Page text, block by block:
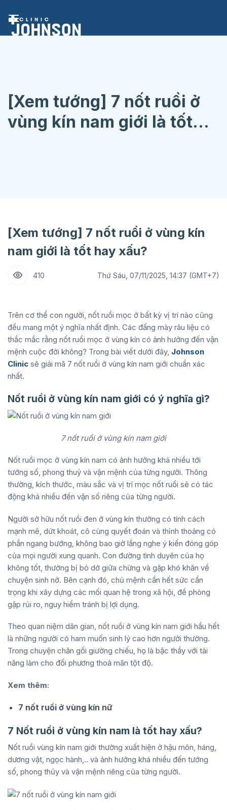
đến
[Xem tướng] 7 nốt ruồi ở
vùng kín nam giới là tốt
[Xem tướng] 7 nốt ruồi ở vùng kín
nam giới là tốt hay xấu?
410 Thứ Sáu, 07/11/2025, 14:37 (GMT+7)
Trên cơ thể con người, nốt ruồi mọc ở bất kỳ vị trí nào cũng
đều mang một ý nghĩa nhất định. Các đấng mày râu liệu có
thắc mắc rằng nốt ruồi mọc ở vùng kín có ảnh hưởng đến vận
mệnh cuộc đời không? Trong bài viết dưới đây, Johnson
Clinic sẽ giải mã 7 nốt ruồi ở vùng kín nam giới chuẩn xác
nhất.
Nốt ruồi ở vùng kín nam giới có ý nghĩa gì?
7 nốt ruồi ở vùng kín nam giới
Nốt ruồi mọc ở vùng kín nam có ảnh hưởng khá nhiều tới
tướng số, phong thuỷ và vận mệnh của từng người. Thông
thường, kích thước, màu sắc và vị trí mọc nốt ruồi sẽ có tác
động khá nhiều đến vận số riêng của từng người.
Người sở hữu nốt ruồi đen ở vùng kín thường có tính cách
mạnh mẽ, dứt khoát, cô cùng quyết đoán và thỉnh thoảng có
phần ngang bướng, không bao giờ lắng nghe ý kiến đóng góp
của mọi người xung quanh. Con đường tình duyên của họ
không tốt, thường bị bỏ dở giữa chừng và gặp khó khăn về
chuyện sinh nở. Bên cạnh đó, chủ mệnh cần hết sức cẩn
trọng khi xây dựng các mối quan hệ trong xã hội, đề phòng
gặp rủi ro, nguy hiểm tránh bị lợi dụng.
Theo quan niệm dân gian, nốt ruồi ở vùng kín nam giới hầu hết
là những người có ham muốn sinh lý cao hơn người thường.
Trong chuyện chăn gối giường chiếu, họ là bậc thầy với tài
năng làm cho đối phương thoả mãn tột độ.
Xem thêm:
7 nốt ruồi ở vùng kín nữ
7 Nốt ruồi ở vùng kín nam là tốt hay xấu?
Nốt ruồi vùng kín nam giới thường xuất hiện ở hậu môn, háng,
dương vật, ngọc hành,.. và ảnh hưởng khá nhiều đến tướng
số, phong thủy và vận mệnh riêng của từng người.